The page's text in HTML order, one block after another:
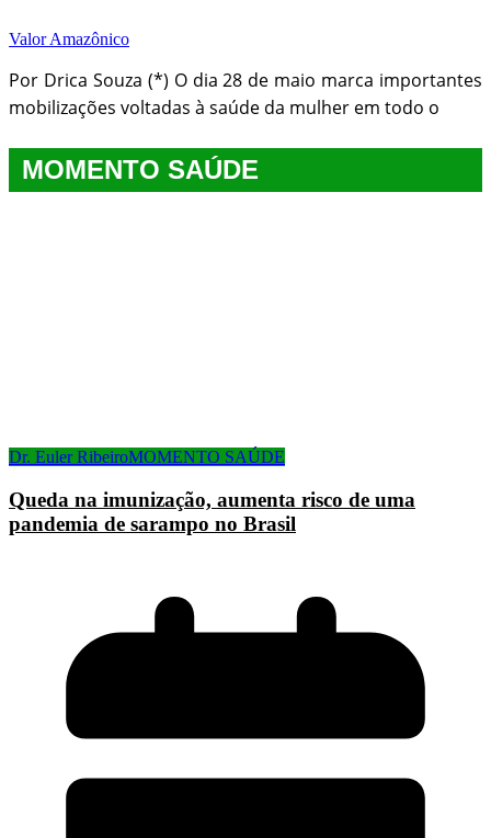
Valor Amazônico
Por Drica Souza (*) O dia 28 de maio marca importantes
mobilizações voltadas à saúde da mulher em todo o
MOMENTO SAÚDE
Dr. Euler RibeiroMOMENTO SAÚDE
Queda na imunização, aumenta risco de uma
pandemia de sarampo no Brasil